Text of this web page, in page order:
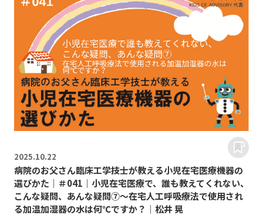
2025.10.22
病院のお父さん臨床工学技士が教える小児在宅医療機器の
選びかた｜＃041｜小児在宅医療で、誰も教えてくれない、
こんな疑問、あんな疑問⑦～在宅人工呼吸療法で使用され
る加温加湿器の水は何℃ですか？｜松井 晃